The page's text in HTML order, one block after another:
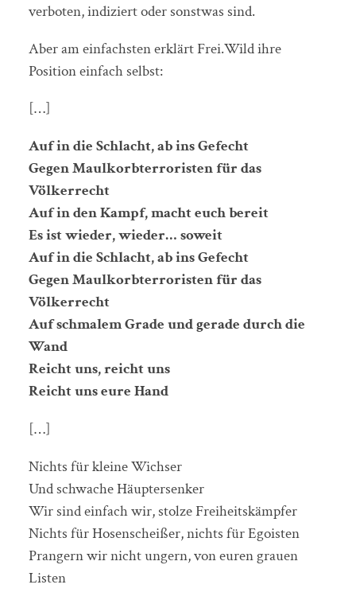
verboten, indiziert oder sonstwas sind.
Aber am einfachsten erklärt Frei.Wild ihre
Position einfach selbst:
[…]
Auf in die Schlacht, ab ins Gefecht
Gegen Maulkorbterroristen für das
Völkerrecht
Auf in den Kampf, macht euch bereit
Es ist wieder, wieder… soweit
Auf in die Schlacht, ab ins Gefecht
Gegen Maulkorbterroristen für das
Völkerrecht
Auf schmalem Grade und gerade durch die
Wand
Reicht uns, reicht uns
Reicht uns eure Hand
[…]
Nichts für kleine Wichser
Und schwache Häuptersenker
Wir sind einfach wir, stolze Freiheitskämpfer
Nichts für Hosenscheißer, nichts für Egoisten
Prangern wir nicht ungern, von euren grauen
Listen